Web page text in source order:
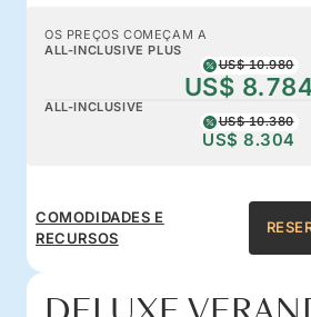
OS PREÇOS COMEÇAM A
ALL-INCLUSIVE PLUS
US$ 10.980
US$
ALL-INCLUSIVE
US$ 10.380
US$ 8.304
COMODIDADES E
RECURSOS